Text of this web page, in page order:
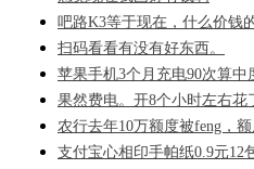
吧路K3等于现在，什么价钱
扫码看看有没有好东西。
苹果手机3个月充电90次算中
果然费电。开8个小时左右花
农行去年10万额度被feng，
支付宝心相印手帕纸0.9元12